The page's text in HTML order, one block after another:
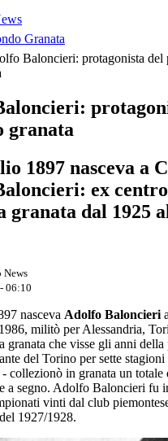
Granata
Baloncieri: protagonista del
granata
1897 nasceva a
ex
granata dal 1925
News
06:10
nasceva Adolfo Baloncieri
militò per Alessandria,
granata che visse gli anni
del Torino per sette
collezionò in granata un totale
a segno. Adolfo Baloncieri fu
vinti dal club
1927/1928.